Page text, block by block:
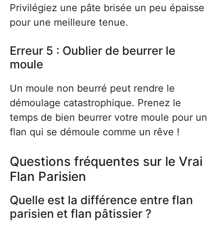
Privilégiez une pâte brisée un peu épaisse
pour une meilleure tenue.
Erreur 5 : Oublier de beurrer le
moule
Un moule non beurré peut rendre le
démoulage catastrophique. Prenez le
temps de bien beurrer votre moule pour un
flan qui se démoule comme un rêve !
Questions fréquentes sur le Vrai
Flan Parisien
Quelle est la différence entre flan
parisien et flan pâtissier ?